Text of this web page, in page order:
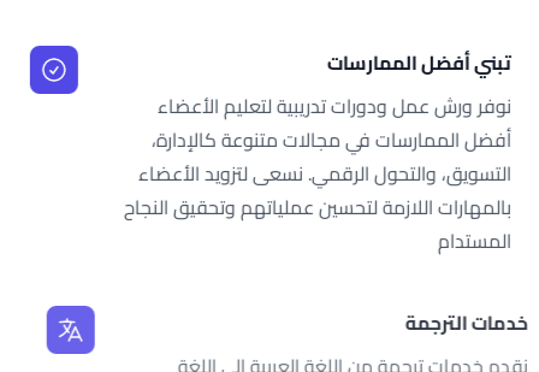
تبني أفضل الممارسات
نوفر ورش عمل ودورات تدريبية لتعليم الأعضاء
أفضل الممارسات في مجالات متنوعة كالإدارة،
التسويق، والتحول الرقمي. نسعى لتزويد الأعضاء
بالمهارات اللازمة لتحسين عملياتهم وتحقيق النجاح
المستدام
خدمات الترجمة